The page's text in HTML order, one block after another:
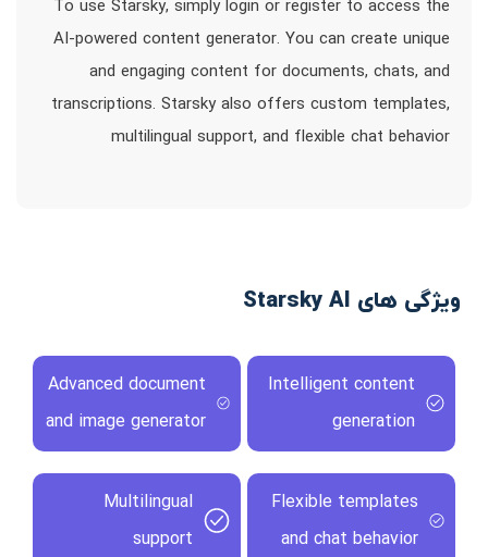
To use Starsky, simply login or register to access the
AI-powered content generator. You can create unique
and engaging content for documents, chats, and
transcriptions. Starsky also offers custom templates,
multilingual support, and flexible chat behavior
ویژگی های Starsky AI
Intelligent content
generation
Advanced document
and image generator
Flexible templates
and chat behavior
Multilingual
support